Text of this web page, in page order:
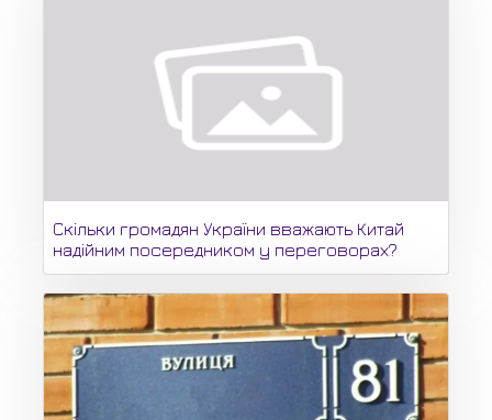
Скільки громадян України вважають Китай
надійним посередником у переговорах?